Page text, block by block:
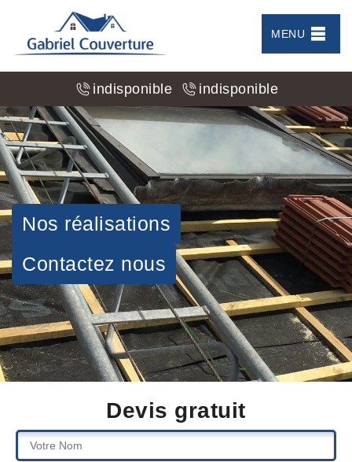
MENU
indisponible indisponible
Nos réalisations
Contactez nous
Devis gratuit